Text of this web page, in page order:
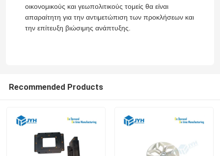
Επεξεργασία ακριβείας με μαγνήσιο
Κατεργασία μικρής ποσότητας CNC
υπηρεσία κατασκευής λαμαρίνας
CNC υπηρεσία άλεσης
οικονομικούς και γεωπολιτικούς τομείς θα είναι
απαραίτητη για την αντιμετώπιση των προκλήσεων και
την επίτευξη βιώσιμης ανάπτυξης.
Recommended Products